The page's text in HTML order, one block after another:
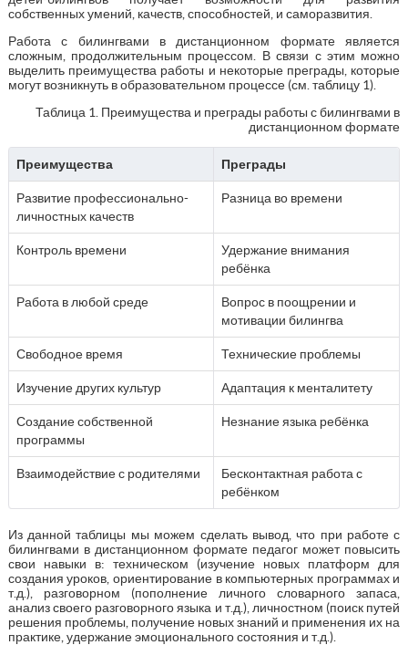
собственных умений, качеств, способностей, и саморазвития.
Работа с билингвами в дистанционном формате является
сложным, продолжительным процессом. В связи с этим можно
выделить преимущества работы и некоторые преграды, которые
могут возникнуть в образовательном процессе (см. таблицу 1).
Таблица 1. Преимущества и преграды работы с билингвами в
дистанционном формате
Преимущества Преграды
Развитие профессионально-
личностных качеств
Разница во времени
Контроль времени
Удержание внимания
ребёнка
Работа в любой среде
Вопрос в поощрении и
мотивации билингва
Свободное время Технические проблемы
Изучение других культур Адаптация к менталитету
Создание собственной
программы
Незнание языка ребёнка
Взаимодействие с родителями
Бесконтактная работа с
ребёнком
Из данной таблицы мы можем сделать вывод, что при работе с
билингвами в дистанционном формате педагог может повысить
свои навыки в: техническом (изучение новых платформ для
создания уроков, ориентирование в компьютерных программах и
т.д.), разговорном (пополнение личного словарного запаса,
анализ своего разговорного языка и т.д.), личностном (поиск путей
решения проблемы, получение новых знаний и применения их на
практике, удержание эмоционального состояния и т.д.).